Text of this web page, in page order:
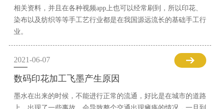
相关资料，并且在各种视频app上也可以经常刷到，所以印花、
染布以及纺织等等手工艺行业都是在我国源远流长的基础手工行
业。
2021-06-07
数码印花加工飞墨产生原因
墨水在出来的时候，不能进行正常的流通，好比是在城市的道路